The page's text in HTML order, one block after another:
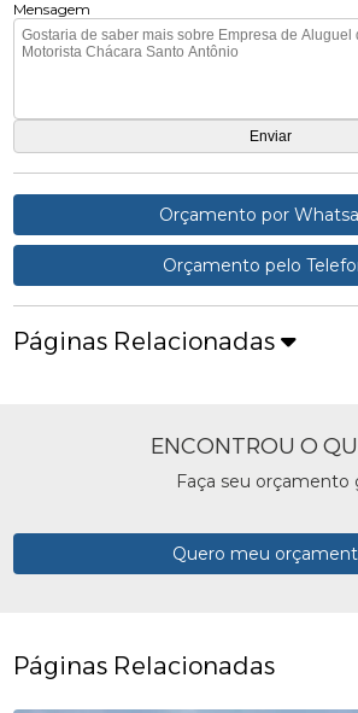
Mensagem
Orçamento por
Orçamento pelo
Páginas Relacionadas
ENCONTROU O
Faça seu orçamento
Quero meu
Páginas Relacionadas